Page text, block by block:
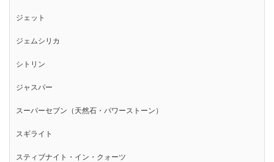
ジェット
ジェムシリカ
シトリン
ジャスパー
スーパーセブン（天然石・パワーストーン）
スギライト
スティブナイト・イン・クォーツ